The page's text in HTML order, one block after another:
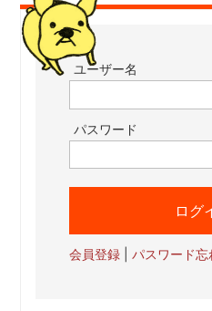
ユーザー名
パスワード
会員登録 |パスワード忘